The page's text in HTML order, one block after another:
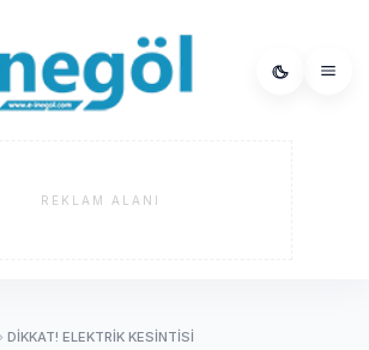
REKLAM ALANI
DIKKAT! ELEKTRIK KESINTISI